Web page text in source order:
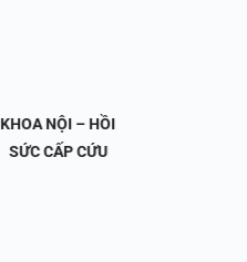
KHOA NỘI – HỒI
SỨC CẤP CỨU